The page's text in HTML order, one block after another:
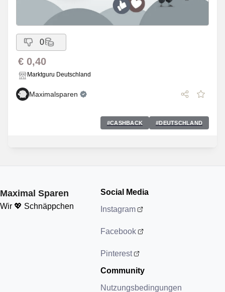
0
€ 0,40
Marktguru Deutschland
Maximalsparen
#CASHBACK #DEUTSCHLAND
Maximal Sparen
Wir 💖 Schnäppchen
Social Media
Instagram
Facebook
Pinterest
Community
Nutzungsbedingungen